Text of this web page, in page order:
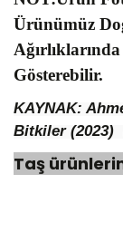
Ürünümüz
Gösterebilir.
KAYNAK:
Bitkiler (2023)
Taş